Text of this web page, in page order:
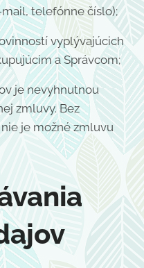
telefónne číslo);
vyplývajúcich
a Správcom;
je nevyhnutnou
zmluvy. Bez
je možné zmluvu